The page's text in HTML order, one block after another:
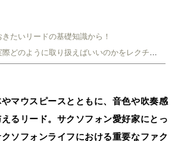
たいリードの基礎知識から！
ように取り扱えばいいのかをレクチャーしてもらおう！
マウスピースとともに、音色や吹奏感
るリード。サクソフォン愛好家にとっ
ソフォンライフにおける重要なファク